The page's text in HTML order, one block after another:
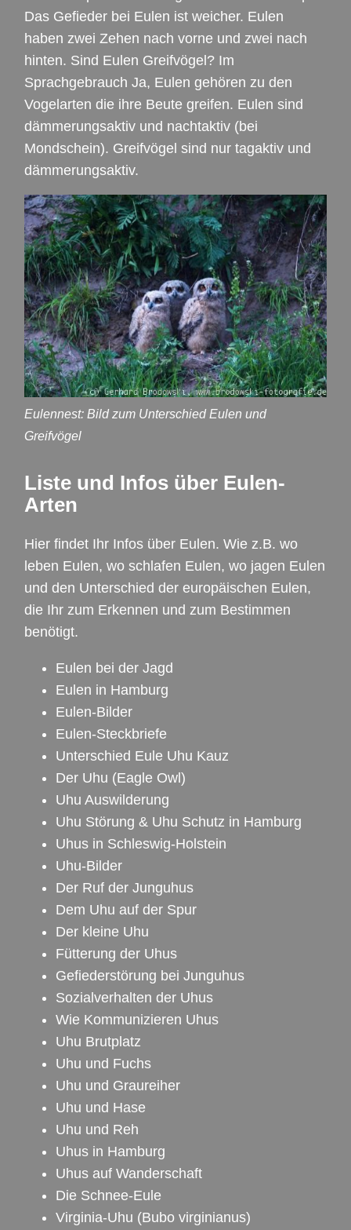
Das Gefieder bei Eulen ist weicher. Eulen
haben zwei Zehen nach vorne und zwei nach
hinten. Sind Eulen Greifvögel? Im
Sprachgebrauch Ja, Eulen gehören zu den
Vogelarten die ihre Beute greifen. Eulen sind
dämmerungsaktiv und nachtaktiv (bei
Mondschein). Greifvögel sind nur tagaktiv und
dämmerungsaktiv.
Eulennest: Bild zum Unterschied Eulen und
Greifvögel
Liste und Infos über Eulen-
Arten
Hier findet Ihr Infos über Eulen. Wie z.B. wo
leben Eulen, wo schlafen Eulen, wo jagen Eulen
und den Unterschied der europäischen Eulen,
die Ihr zum Erkennen und zum Bestimmen
benötigt.
Eulen bei der Jagd
Eulen in Hamburg
Eulen-Bilder
Eulen-Steckbriefe
Unterschied Eule Uhu Kauz
Der Uhu (Eagle Owl)
Uhu Auswilderung
Uhu Störung & Uhu Schutz in Hamburg
Uhus in Schleswig-Holstein
Uhu-Bilder
Der Ruf der Junguhus
Dem Uhu auf der Spur
Der kleine Uhu
Fütterung der Uhus
Gefiederstörung bei Junguhus
Sozialverhalten der Uhus
Wie Kommunizieren Uhus
Uhu Brutplatz
Uhu und Fuchs
Uhu und Graureiher
Uhu und Hase
Uhu und Reh
Uhus in Hamburg
Uhus auf Wanderschaft
Die Schnee-Eule
Virginia-Uhu (Bubo virginianus)